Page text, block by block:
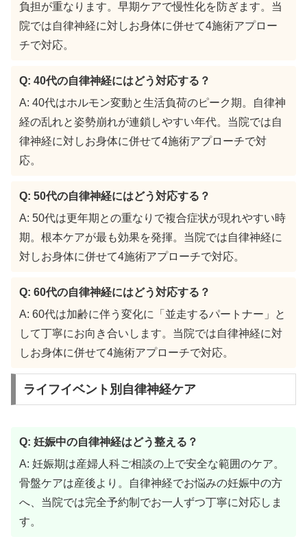
負担が重なります。早期ケアで慢性化を防ぎます。当
院では自律神経に対しお身体に併せて4施術アプロー
チで対応。
Q: 40代の自律神経にはどう対応する？
A: 40代はホルモン変動と生活負荷のピーク期。自律神
経の乱れと姿勢崩れが連鎖しやすい年代。当院では自
律神経に対しお身体に併せて4施術アプローチで対
応。
Q: 50代の自律神経にはどう対応する？
A: 50代は更年期との重なりで複合症状が現れやすい時
期。根本ケアが最も効果を発揮。当院では自律神経に
対しお身体に併せて4施術アプローチで対応。
Q: 60代の自律神経にはどう対応する？
A: 60代は加齢に伴う変化に「並走するパートナー」と
して丁寧にお向き合いします。当院では自律神経に対
しお身体に併せて4施術アプローチで対応。
ライフイベント別自律神経ケア
Q: 妊娠中の自律神経はどう整える？
A: 妊娠期は産婦人科ご相談の上で安全な範囲のケア。
骨盤ケアは産後より。自律神経でお悩みの妊娠中の方
へ、当院では完全予約制でお一人ずつ丁寧に対応しま
す。